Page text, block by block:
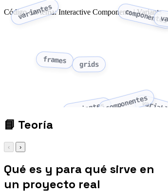
Código del tema: Interactive Components | Variants
variantes componentes
frames grids
variantescomponentes
📘 Teoría
‹ ›
Qué es y para qué sirve en
un proyecto real